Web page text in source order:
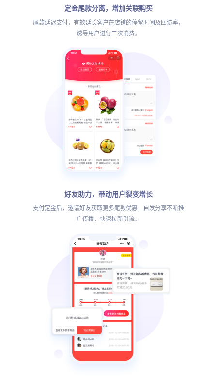
定金尾款分离，增加关联购买
尾款延迟支付，有效延长客户在店铺的停留时间及回访率，
诱导用户进行二次消费。
好友助力，带动用户裂变增长
支付定金后，邀请好友获取更多尾款优惠，自发分享不断推
广传播，快速拉新引流。